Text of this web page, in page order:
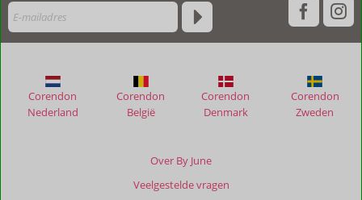
Over By June
Veelgestelde vragen
Corendon
Nederland
Corendon
België
Corendon
Denmark
Corendon
Zweden